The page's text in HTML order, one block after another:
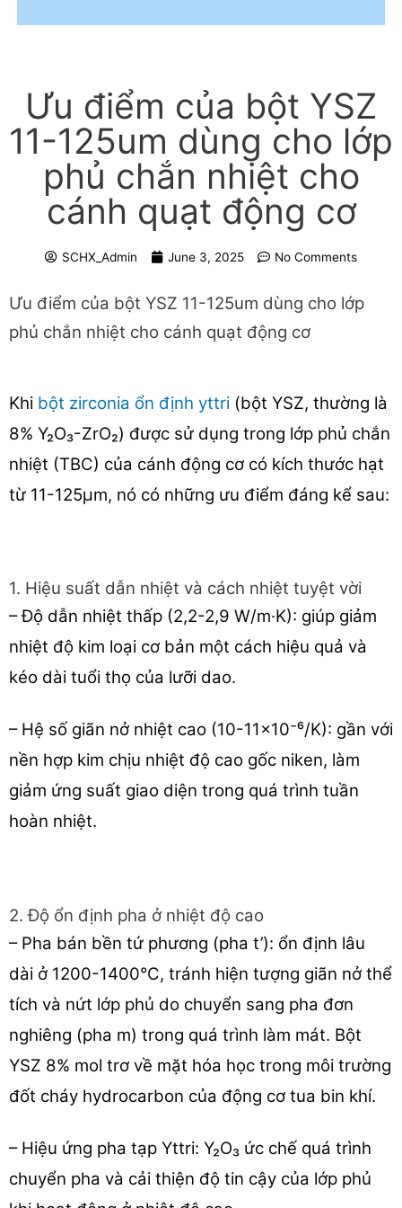
Ưu điểm của bột YSZ
11-125um dùng cho lớp
phủ chắn nhiệt cho
cánh quạt động cơ
SCHX_Admin June 3, 2025 No Comments
Ưu điểm của bột YSZ 11-125um dùng cho lớp
phủ chắn nhiệt cho cánh quạt động cơ
Khi bột zirconia ổn định yttri (bột YSZ, thường là
8% Y₂O₃-ZrO₂) được sử dụng trong lớp phủ chắn
nhiệt (TBC) của cánh động cơ có kích thước hạt
từ 11-125μm, nó có những ưu điểm đáng kể sau:
1. Hiệu suất dẫn nhiệt và cách nhiệt tuyệt vời
– Độ dẫn nhiệt thấp (2,2-2,9 W/m·K): giúp giảm
nhiệt độ kim loại cơ bản một cách hiệu quả và
kéo dài tuổi thọ của lưỡi dao.
– Hệ số giãn nở nhiệt cao (10-11×10⁻⁶/K): gần với
nền hợp kim chịu nhiệt độ cao gốc niken, làm
giảm ứng suất giao diện trong quá trình tuần
hoàn nhiệt.
2. Độ ổn định pha ở nhiệt độ cao
– Pha bán bền tứ phương (pha t’): ổn định lâu
dài ở 1200-1400°C, tránh hiện tượng giãn nở thể
tích và nứt lớp phủ do chuyển sang pha đơn
nghiêng (pha m) trong quá trình làm mát. Bột
YSZ 8% mol trơ về mặt hóa học trong môi trường
đốt cháy hydrocarbon của động cơ tua bin khí.
– Hiệu ứng pha tạp Yttri: Y₂O₃ ức chế quá trình
chuyển pha và cải thiện độ tin cậy của lớp phủ